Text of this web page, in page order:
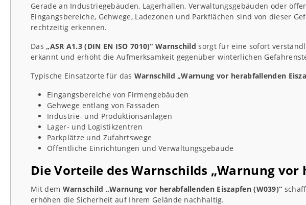
Gerade an Industriegebäuden, Lagerhallen, Verwaltungsgebäuden oder
Eingangsbereiche, Gehwege, Ladezonen und Parkflächen sind von dieser
rechtzeitig erkennen.
Das „ASR A1.3 (DIN EN ISO 7010)“ Warnschild sorgt für eine sofort
erkannt und erhöht die Aufmerksamkeit gegenüber winterlichen
Typische Einsatzorte für das Warnschild „Warnung vor herabfallenden
Eingangsbereiche von Firmengebäuden
Gehwege entlang von Fassaden
Industrie- und Produktionsanlagen
Lager- und Logistikzentren
Parkplätze und Zufahrtswege
Öffentliche Einrichtungen und Verwaltungsgebäude
Die Vorteile des Warnschilds „Warnung
Mit dem Warnschild „Warnung vor herabfallenden Eiszapfen (W039)“
erhöhen die Sicherheit auf Ihrem Gelände nachhaltig.